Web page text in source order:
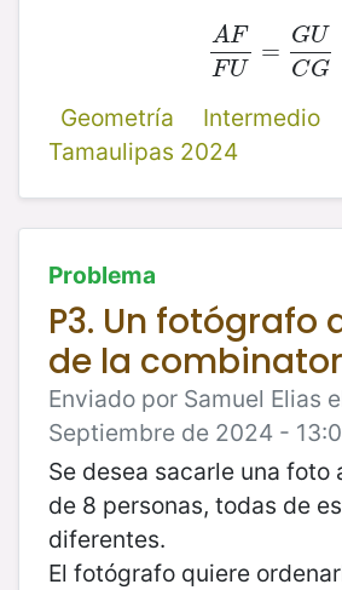
AF
FU
=
GU
CG
AFFU= GUC
Geometría Intermedio
Tamaulipas 2024
Problema
P3. Un fotógrafo
de la
Enviado por Samuel Elias
Septiembre de 2024 -
Se desea sacarle una foto
de 8 personas, todas de
diferentes.
El fotógrafo quiere